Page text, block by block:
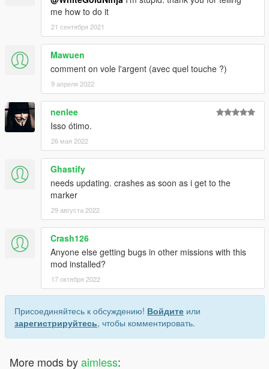
me how to do it
21 сентября 2021
Mawuen
comment on vole l'argent (avec quel touche ?)
9 апреля 2022
nenlee
Isso ótimo.
26 мая 2022
Ghastify
needs updating. crashes as soon as i get to the
marker
29 августа 2022
Crash126
Anyone else getting bugs in other missions with this
mod installed?
17 октября 2022
Присоединяйтесь к обсуждению! Войдите или
зарегистрируйтесь, чтобы комментировать.
More mods byaimless: